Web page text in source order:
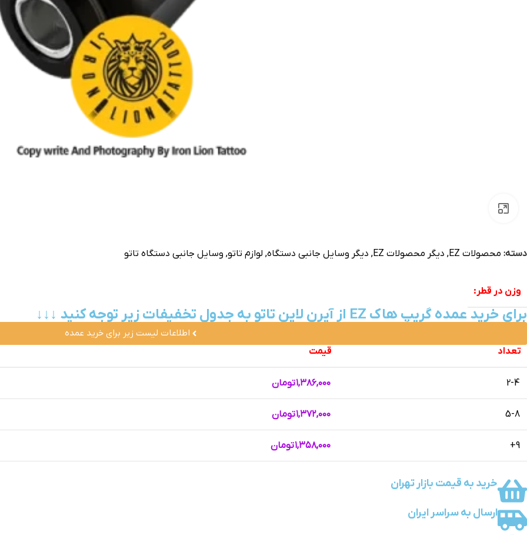
دسته: محصولات EZ , دیگر محصولات EZ , دیگر وسایل جانبی دستگاه, لوازم تاتو, وسایل جانبی دستگاه تاتو
وزن در قطر:
برای خرید عمده گریپ هاک EZ از آیرن لاین تاتو به جدول تخفیفات زیر توجه کنید ↓↓↓
اطلاعات لیست زیر برای خرید عمده
تعداد
قیمت
2-4 ۱,۳۸۶,۰۰۰تومان
5-8 ۱,۳۷۲,۰۰۰تومان
9+ ۱,۳۵۸,۰۰۰تومان
خرید به قیمت بازار تهران
ارسال به سراسر ایران